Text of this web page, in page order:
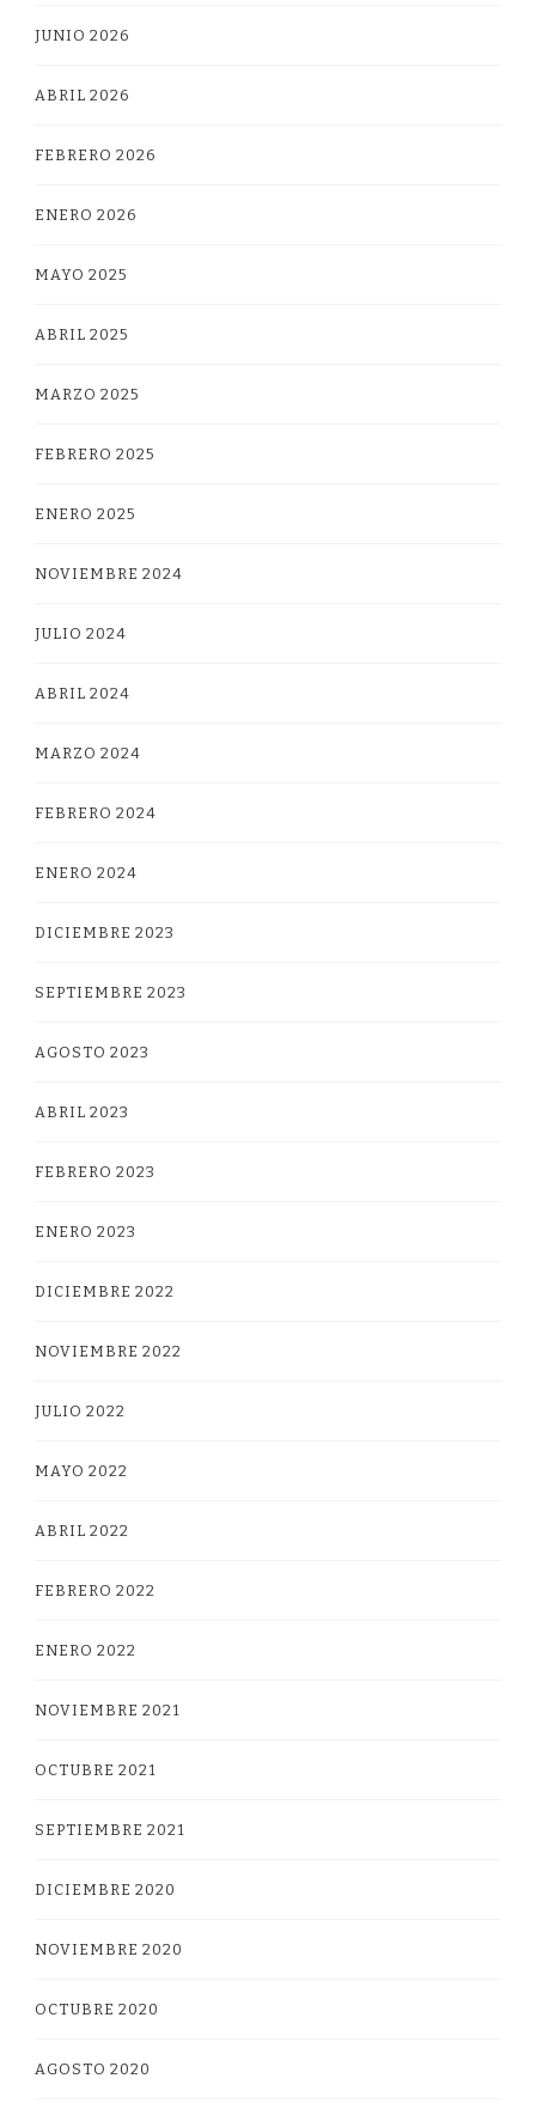
JUNIO 2026
ABRIL 2026
FEBRERO 2026
ENERO 2026
MAYO 2025
ABRIL 2025
MARZO 2025
FEBRERO 2025
ENERO 2025
NOVIEMBRE 2024
JULIO 2024
ABRIL 2024
MARZO 2024
FEBRERO 2024
ENERO 2024
DICIEMBRE 2023
SEPTIEMBRE 2023
AGOSTO 2023
ABRIL 2023
FEBRERO 2023
ENERO 2023
DICIEMBRE 2022
NOVIEMBRE 2022
JULIO 2022
MAYO 2022
ABRIL 2022
FEBRERO 2022
ENERO 2022
NOVIEMBRE 2021
OCTUBRE 2021
SEPTIEMBRE 2021
DICIEMBRE 2020
NOVIEMBRE 2020
OCTUBRE 2020
AGOSTO 2020